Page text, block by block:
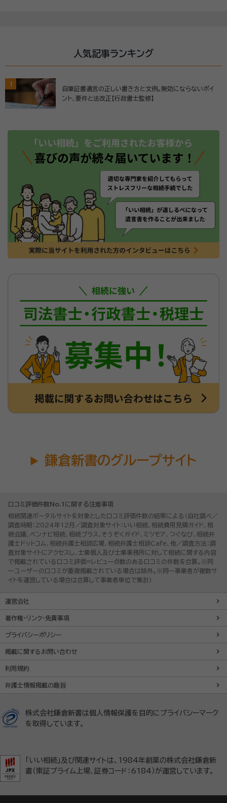
人気記事ランキング
1
自筆証書遺言の正しい書き方と文例。無効にならないポイ
ント、要件と法改正【行政書士監修】
鎌倉新書のグループサイト
口コミ評価件数No.1に関する注意事項
相続関連ポータルサイトを対象とした口コミ評価件数の結果による（自社調べ／
調査時期：2024年12月／調査対象サイト：いい相続、相続費用見積ガイド、相
続会議、ベンナビ相続、相続プラス、そうぞくガイド、ミツモア、つぐなび、相続弁
護士ドットコム、相続弁護士相談広場、相続弁護士相談Cafe、他／調査方法：調
査対象サイトにアクセスし、士業個人及び士業事務所に対して相続に関する内容
で掲載されている口コミ評価=レビュー点数のある口コミの件数を合算。※同
一ユーザーの口コミが重複掲載されている場合は除外。※同一事業者が複数サ
イトを運営している場合は合算して事業者単位で集計）
運営会社
著作権・リンク・免責事項
プライバシーポリシー
掲載に関するお問い合わせ
利用規約
弁護士情報掲載の趣旨
株式会社鎌倉新書は個人情報保護を目的にプライバシーマーク
を取得しています。
「いい相続」及び関連サイトは、1984年創業の株式会社鎌倉新
書（東証プライム上場、証券コード：6184）が運営しています。